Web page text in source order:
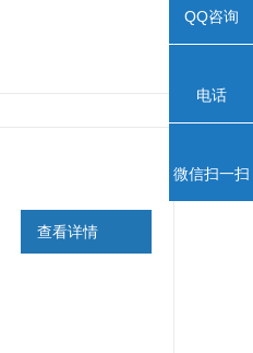
查看详情
QQ咨询
电话
微信扫一扫